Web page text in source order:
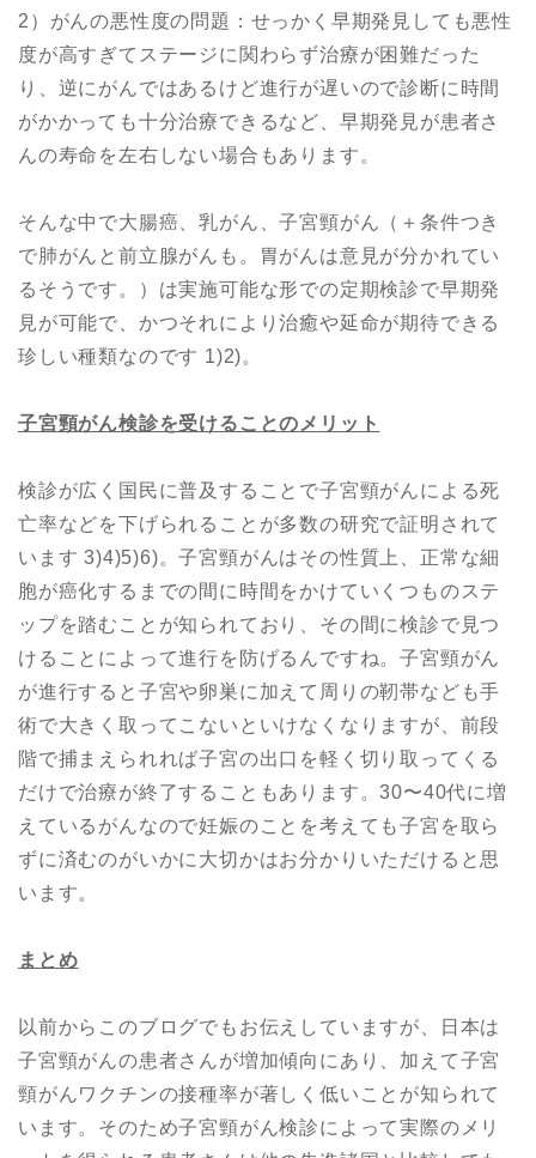
2）がんの悪性度の問題：せっかく早期発見しても悪性
度が高すぎてステージに関わらず治療が困難だった
り、逆にがんではあるけど進行が遅いので診断に時間
がかかっても十分治療できるなど、早期発見が患者さ
んの寿命を左右しない場合もあります。
そんな中で大腸癌、乳がん、子宮頸がん（＋条件つき
で肺がんと前立腺がんも。胃がんは意見が分かれてい
るそうです。）は実施可能な形での定期検診で早期発
見が可能で、かつそれにより治癒や延命が期待できる
珍しい種類なのです 1)2)。
子宮頸がん検診を受けることのメリット
検診が広く国民に普及することで子宮頸がんによる死
亡率などを下げられることが多数の研究で証明されて
います 3)4)5)6)。子宮頸がんはその性質上、正常な細
胞が癌化するまでの間に時間をかけていくつものステ
ップを踏むことが知られており、その間に検診で見つ
けることによって進行を防げるんですね。子宮頸がん
が進行すると子宮や卵巣に加えて周りの靭帯なども手
術で大きく取ってこないといけなくなりますが、前段
階で捕まえられれば子宮の出口を軽く切り取ってくる
だけで治療が終了することもあります。30〜40代に増
えているがんなので妊娠のことを考えても子宮を取ら
ずに済むのがいかに大切かはお分かりいただけると思
います。
まとめ
以前からこのブログでもお伝えしていますが、日本は
子宮頸がんの患者さんが増加傾向にあり、加えて子宮
頸がんワクチンの接種率が著しく低いことが知られて
います。そのため子宮頸がん検診によって実際のメリ